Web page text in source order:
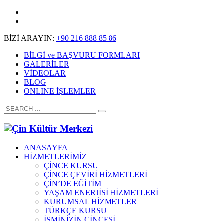
BİZİ ARAYIN: +90 216 888 85 86
BİLGİ ve BAŞVURU FORMLARI
GALERİLER
VİDEOLAR
BLOG
ONLINE İŞLEMLER
ANASAYFA
HİZMETLERİMİZ
ÇİNCE KURSU
ÇİNCE ÇEVİRİ HİZMETLERİ
ÇİN’DE EĞİTİM
YAŞAM ENERJİSİ HİZMETLERİ
KURUMSAL HİZMETLER
TÜRKÇE KURSU